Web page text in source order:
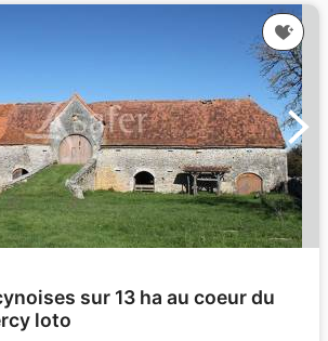
sur 13 ha au coeur du
loto